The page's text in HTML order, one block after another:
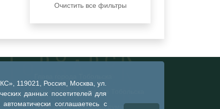
119021, Россия, Москва, ул.
данных посетителей для
соглашаетесь с
Очистить все фильтры
Администрация города Тобольска
Тобольская городская дума